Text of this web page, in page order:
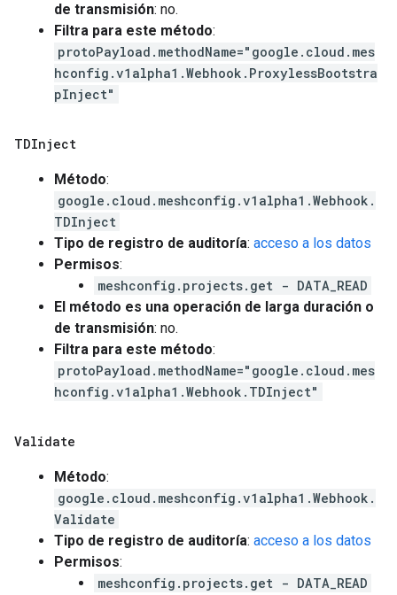
de transmisión: no.
Filtra para este método:
protoPayload.methodName="google.cloud.mes
hconfig.v1alpha1.Webhook.ProxylessBootstra
pInject"
TDInject
Método:
google.cloud.meshconfig.v1alpha1.Webhook.
TDInject
Tipo de registro de auditoría: acceso a los datos
Permisos:
meshconfig.projects.get - DATA_READ
El método es una operación de larga duración o
de transmisión: no.
Filtra para este método:
protoPayload.methodName="google.cloud.mes
hconfig.v1alpha1.Webhook.TDInject"
Validate
Método:
google.cloud.meshconfig.v1alpha1.Webhook.
Validate
Tipo de registro de auditoría: acceso a los datos
Permisos:
meshconfig.projects.get - DATA_READ